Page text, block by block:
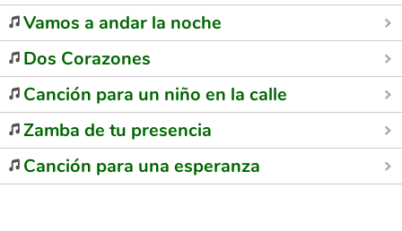
Vamos a andar la noche
Dos Corazones
Canción para un niño en la calle
Zamba de tu presencia
Canción para una esperanza